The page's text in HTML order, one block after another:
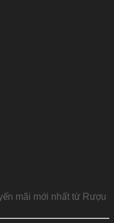
mãi mới nhất từ Rượu